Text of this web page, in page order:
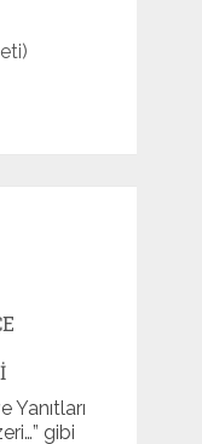
Yanıtları
gibi